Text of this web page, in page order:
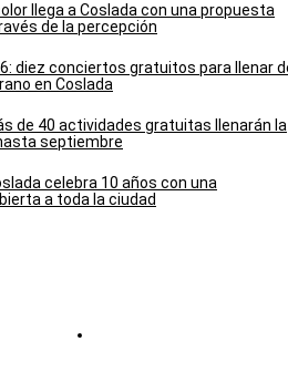
llega a Coslada con una propuesta
de la percepción
diez conciertos gratuitos para llenar
en Coslada
de 40 actividades gratuitas llenarán la
septiembre
celebra 10 años con una
a toda la ciudad
de cookies